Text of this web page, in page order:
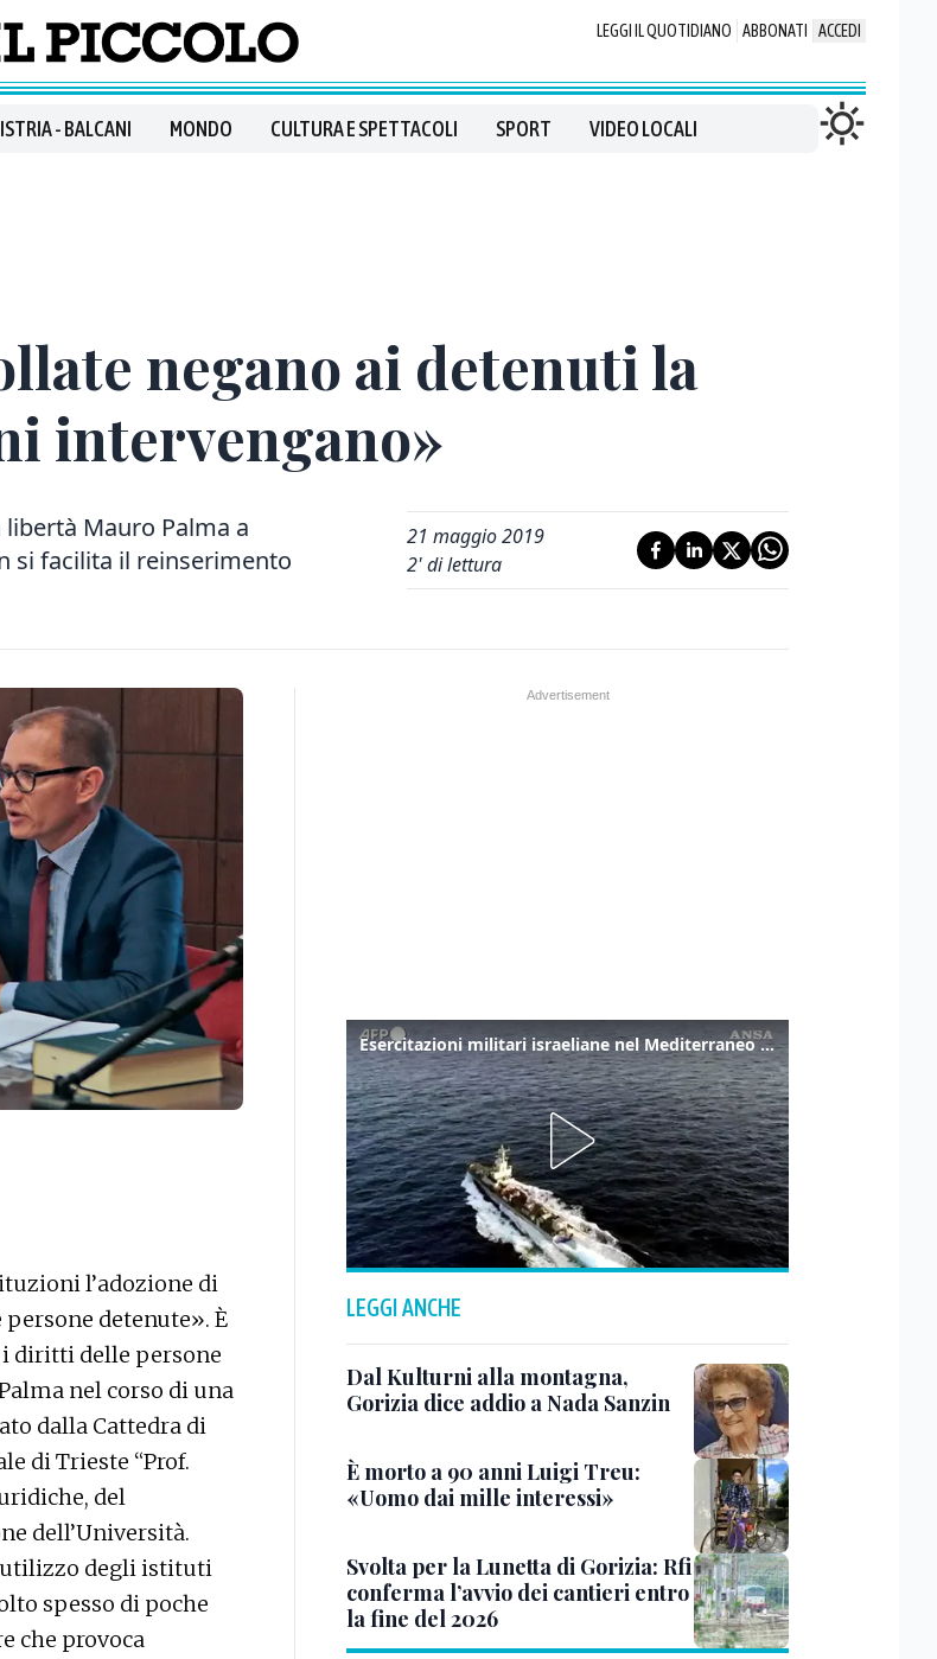
LEGGI IL QUOTIDIANO ABBONATI ACCEDI
ISTRIA - BALCANI MONDO CULTURA E SPETTACOLI SPORT VIDEO LOCALI
negano ai detenuti la
intervengano»
Mauro Palma a
si facilita il reinserimento
21 maggio 2019
2' di lettura
l’adozione di
detenute». È
diritti delle persone
nel corso di una
dalla Cattedra di
di Trieste “Prof.
del
dell’Università.
degli istituti
spesso di poche
che provoca
Esercitazioni militari israeliane nel Mediterraneo e nel Mar Rosso
LEGGI ANCHE
Dal Kulturni alla montagna,
Gorizia dice addio a Nada Sanzin
È morto a 90 anni Luigi Treu:
«Uomo dai mille interessi»
Svolta per la Lunetta di Gorizia: Rfi
conferma l’avvio dei cantieri entro
la fine del 2026